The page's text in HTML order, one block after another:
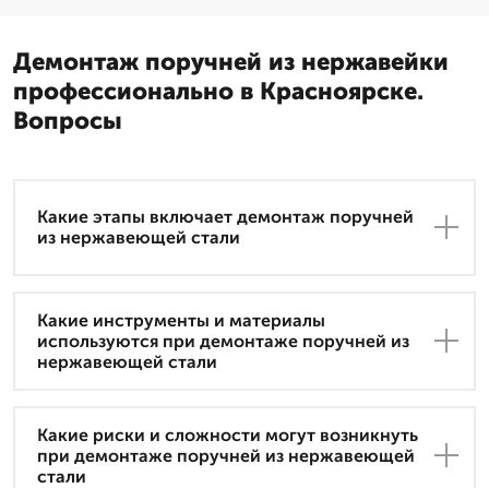
Демонтаж поручней из нержавейки
профессионально в Красноярске.
Вопросы
Какие этапы включает демонтаж поручней
из нержавеющей стали
Какие инструменты и материалы
используются при демонтаже поручней из
нержавеющей стали
Какие риски и сложности могут возникнуть
при демонтаже поручней из нержавеющей
стали